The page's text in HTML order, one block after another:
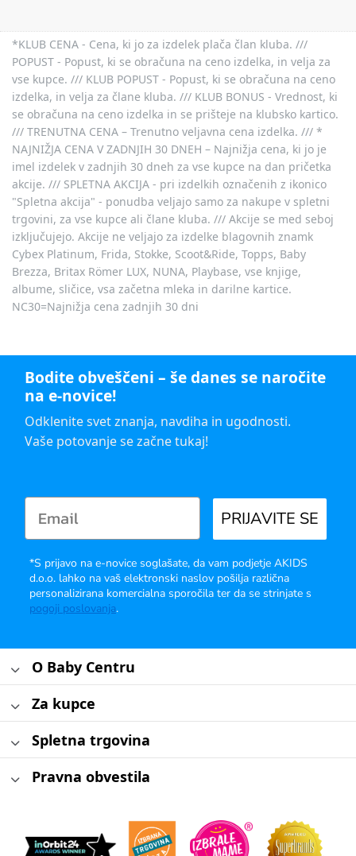
*KLUB CENA - Cena, ki jo za izdelek plača član kluba. ///
POPUST - Popust, ki se obračuna na ceno izdelka, in velja za
vse kupce. /// KLUB POPUST - Popust, ki se obračuna na ceno
izdelka, in velja za člane kluba. /// KLUB BONUS - Vrednost, ki
se obračuna na ceno izdelka in se prišteje na klubsko kartico.
/// TRENUTNA CENA – Trenutno veljavna cena izdelka. /// *
NAJNIŽJA CENA V ZADNJIH 30 DNEH – Najnižja cena, ki jo je
imel izdelek v zadnjih 30 dneh za vse kupce na dan pričetka
akcije. /// SPLETNA AKCIJA - pri izdelkih označenih z ikonico
"Spletna akcija" - ponudba veljajo samo za nakupe v spletni
trgovini, za vse kupce ali člane kluba. /// Akcije se med seboj
izključujejo. Akcije ne veljajo za izdelke blagovnih znamk
Cybex Platinum, Frida, Stokke, Scoot&Ride, Topps, Baby
Brezza, Britax Römer LUX, NUNA, Playbase, vse knjige,
albume, sličice, vsa začetna mleka in darilne kartice.
NC30=Najnižja cena zadnjih 30 dni
Bodite obveščeni – še danes se naročite
na e-novice!
Odklenite svet znanja, navdiha in ugodnosti.
Vaše potovanje se začne tukaj!
PRIJAVITE SE
*S prijavo na e-novice soglašate, da vam podjetje AKIDS
d.o.o. lahko na vaš elektronski naslov pošilja različna
personalizirana komercialna sporočila ter da se strinjate s
pogoji poslovanja.
O Baby Centru
Za kupce
Spletna trgovina
Pravna obvestila